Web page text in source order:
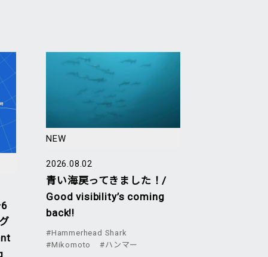
NEW
2026.08.02
青い海戻ってきました！/
Good visibility’s coming
back!!
#Hammerhead Shark
#Mikomoto
#ハンマー